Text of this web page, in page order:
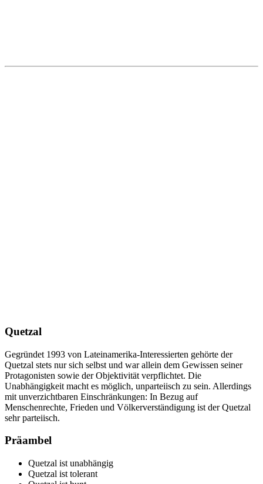
Quetzal
Gegründet 1993 von Lateinamerika-Interessierten gehörte der
Quetzal stets nur sich selbst und war allein dem Gewissen seiner
Protagonisten sowie der Objektivität verpflichtet. Die
Unabhängigkeit macht es möglich, unparteiisch zu sein. Allerdings
mit unverzichtbaren Einschränkungen: In Bezug auf
Menschenrechte, Frieden und Völkerverständigung ist der Quetzal
sehr parteiisch.
Präambel
Quetzal ist unabhängig
Quetzal ist tolerant